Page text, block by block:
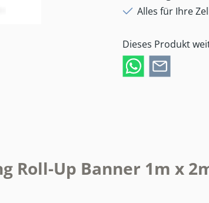
Alles für Ihre
Dieses Produkt
Up Banner 1m x